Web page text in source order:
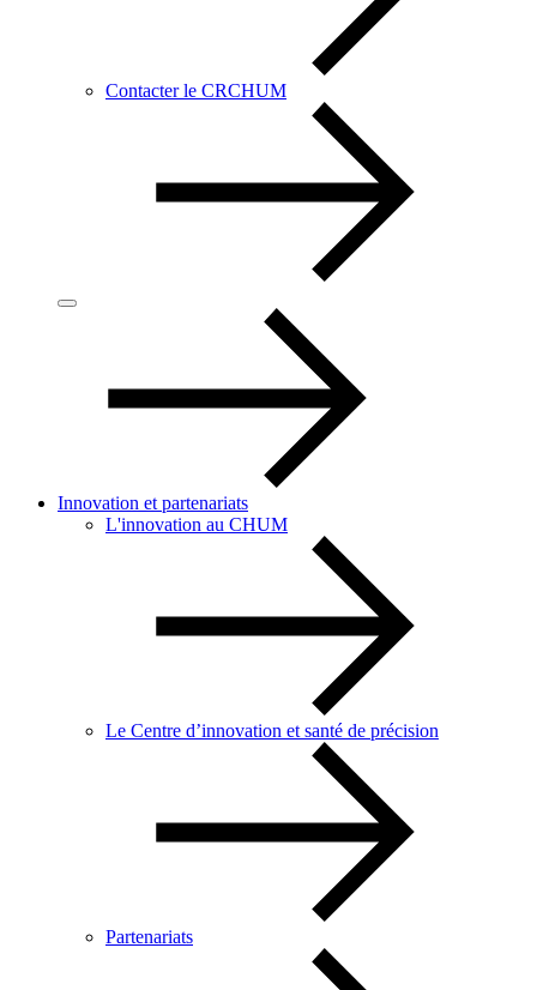
Contacter le CRCHUM
Innovation et partenariats
L'innovation au CHUM
Le Centre d’innovation et santé de précision
Partenariats